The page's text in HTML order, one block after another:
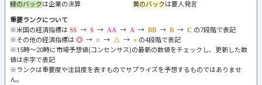
緑のバックは企業の決算 黄のバックは要人発言
重要ランクについて
※米国の経済指標は
→ → → → → →
の7段階で表記
※その他の経済指標は
→ → →
の4段階で表記
※15時～20時に市場予想値(コンセンサス)の最新の数値をチェックし、更新した数
値は赤字で表記
※ランクは重要度や注目度を表すものでサプライズを予想するものではありませ
ん。